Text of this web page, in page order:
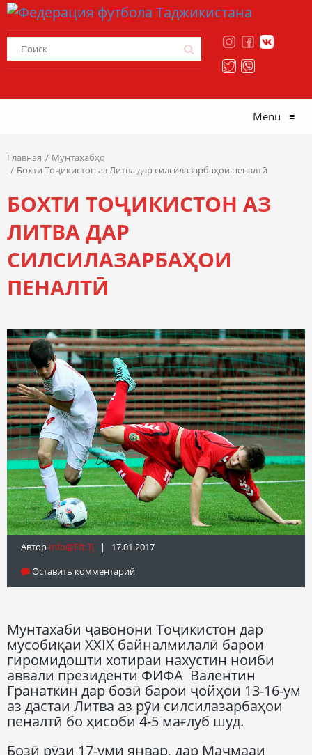
Menu ≡
Главная
Мунтахабҳо
Бохти Тоҷикистон аз Литва дар силсилазарбаҳои пеналтӣ
БОХТИ ТОҶИКИСТОН АЗ
ЛИТВА ДАР
СИЛСИЛАЗАРБАҲОИ
ПЕНАЛТӢ
Автор Info@fft.tj | 17.01.2017
Оставить комментарий
Мунтахаби ҷавонони Тоҷикистон дар
мусобиқаи XXIX байналмилалӣ барои
гиромидошти хотираи нахустин ноиби
аввали президенти ФИФА Валентин
Гранаткин дар бозӣ барои ҷойҳои 13-16-ум
аз дастаи Литва аз рӯи силсилазарбаҳои
пеналтӣ бо ҳисоби 4-5 мағлуб шуд.
Бозӣ рӯзи 17-уми январ, дар Маҷмааи